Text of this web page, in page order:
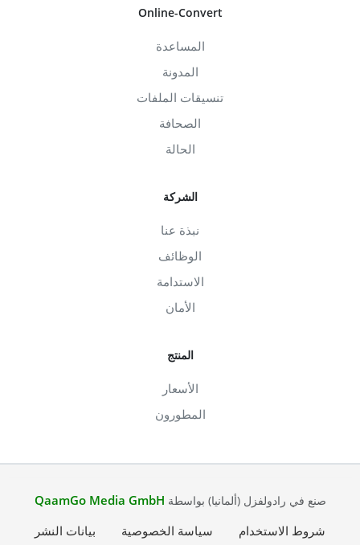
Online-Convert
المساعدة
المدونة
تنسيقات الملفات
الصحافة
الحالة
الشركة
نبذة عنا
الوظائف
الاستدامة
الأمان
المنتج
الأسعار
المطورون
صنع في رادولفزل (ألمانيا) بواسطة QaamGo Media GmbH
شروط الاستخدام
سياسة الخصوصية بيانات النشر